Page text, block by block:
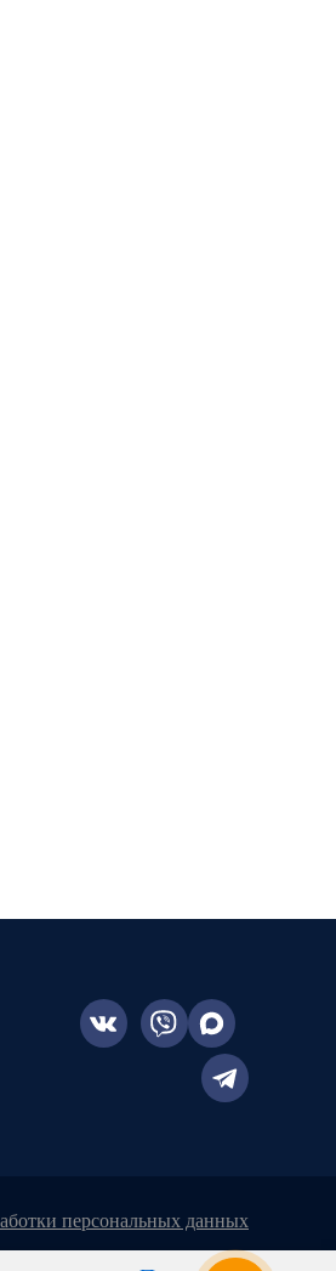
персональных данных